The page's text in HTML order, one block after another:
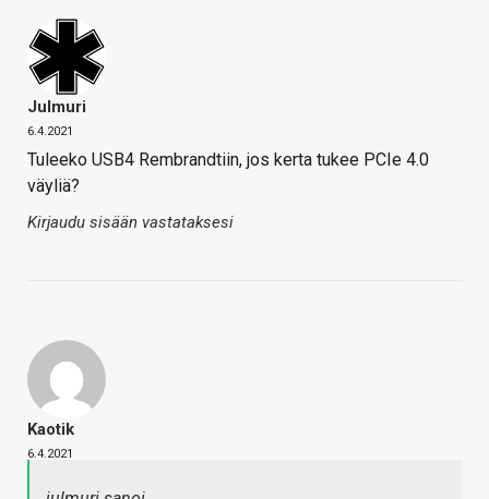
Julmuri
6.4.2021
Tuleeko USB4 Rembrandtiin, jos kerta tukee PCIe 4.0
väyliä?
Kirjaudu sisään vastataksesi
Kaotik
6.4.2021